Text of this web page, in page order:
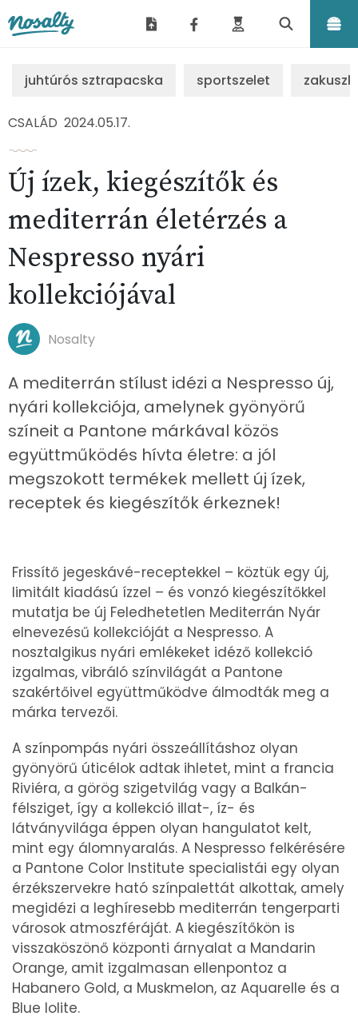
juhtúrós sztrapacska sportszelet
CSALÁD 2024.05.17.
Új ízek, kiegészítők és
mediterrán életérzés a
Nespresso nyári
kollekciójával
Nosalty
A mediterrán stílust idézi a Nespresso új,
nyári kollekciója, amelynek gyönyörű
színeit a Pantone márkával közös
együttműködés hívta életre: a jól
megszokott termékek mellett új ízek,
receptek és kiegészítők érkeznek!
Frissítő jegeskávé-receptekkel – köztük egy új,
limitált kiadású ízzel – és vonzó kiegészítőkkel
mutatja be új Feledhetetlen Mediterrán Nyár
elnevezésű kollekcióját a Nespresso. A
nosztalgikus nyári emlékeket idéző kollekció
izgalmas, vibráló színvilágát a Pantone
szakértőivel együttműködve álmodták meg a
márka tervezői.
A színpompás nyári összeállításhoz olyan
gyönyörű úticélok adtak ihletet, mint a francia
Riviéra, a görög szigetvilág vagy a Balkán-
félsziget, így a kollekció illat-, íz- és
látványvilága éppen olyan hangulatot kelt,
mint egy álomnyaralás. A Nespresso felkérésére
a Pantone Color Institute specialistái egy olyan
érzékszervekre ható színpalettát alkottak, amely
megidézi a leghíresebb mediterrán tengerparti
városok atmoszféráját. A kiegészítőkön is
visszaköszönő központi árnyalat a Mandarin
Orange, amit izgalmasan ellenpontoz a
Habanero Gold, a Muskmelon, az Aquarelle és a
Blue Iolite.